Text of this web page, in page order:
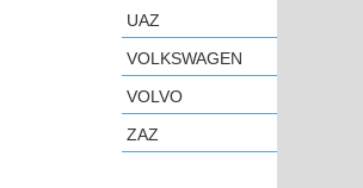
UAZ
VOLKSWAGEN
VOLVO
ZAZ